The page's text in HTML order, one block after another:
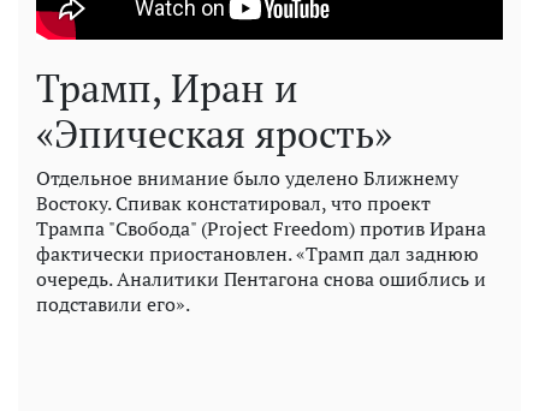
Трамп, Иран и
«Эпическая ярость»
Отдельное внимание было уделено Ближнему
Востоку. Спивак констатировал, что проект
Трампа "Свобода" (Project Freedom) против Ирана
фактически приостановлен. «Трамп дал заднюю
очередь. Аналитики Пентагона снова ошиблись и
подставили его».